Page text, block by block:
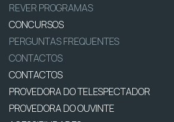
REVER PROGRAMAS
CONCURSOS
PERGUNTAS FREQUENTES
CONTACTOS
CONTACTOS
PROVEDORA DO TELESPECTADOR
PROVEDORA DO OUVINTE